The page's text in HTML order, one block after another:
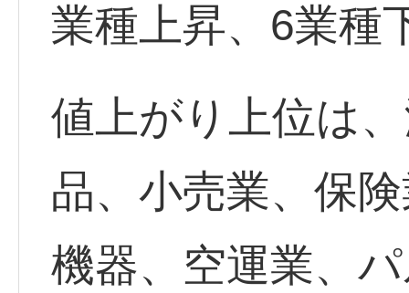
業種上昇、6業種
値上がり上位は
品、小売業、保
機器、空運業、